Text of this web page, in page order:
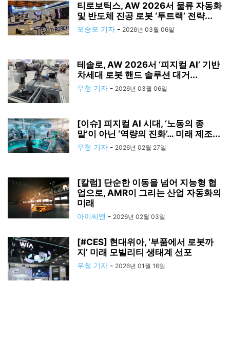
티로보틱스, AW 2026서 물류 자동화
및 반도체 진공 로봇 ‘투트랙’ 전략...
오승모 기자 - 2026년 03월 06일
테솔로, AW 2026서 ‘피지컬 AI’ 기반
차세대 로봇 핸드 솔루션 대거...
우청 기자 - 2026년 03월 06일
[이슈] 피지컬 AI 시대, ‘노동의 종
말’이 아닌 ‘역량의 진화’… 미래 제조...
우청 기자 - 2026년 02월 27일
[칼럼] 단순한 이동을 넘어 지능형 협
업으로, AMR이 그리는 산업 자동화의
미래
아이씨엔 - 2026년 02월 03일
[#CES] 현대위아, ‘부품에서 로봇까
지’ 미래 모빌리티 생태계 선포
우청 기자 - 2026년 01월 16일